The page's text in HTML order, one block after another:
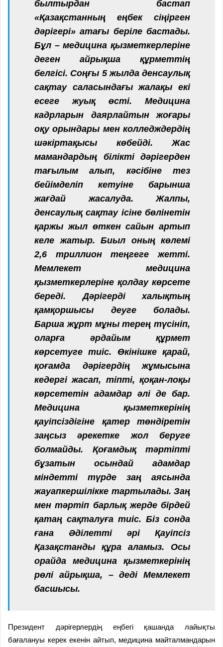
былтырдан бастап
«Қазақстанның еңбек сіңірген
дәрігері» атағы беріле бастады.
Бұл – медицина қызметкерлеріне
деген айрықша құрметтің
белгісі. Соңғы 5 жылда денсаулық
сақтау саласындағы жалақы екі
есеге жуық өсті. Медицина
кадрларын даярлайтын жоғары
оқу орындары мен колледждердің
шәкіртақысы көбейді. Жас
мамандардың білікті дәрігерден
тағылым алып, кәсібіне тез
бейімделіп кетуіне барынша
жағдай жасалуда. Жалпы,
денсаулық сақтау ісіне бөлінетін
қаржы жыл өткен сайын артып
келе жатыр. Биыл оның көлемі
2,6 триллион теңгеге жетті.
Мемлекет медицина
қызметкерлеріне қолдау көрсете
береді. Дәрігерді халықтың
қамқоршысы деуге болады.
Барша жұрт мұны терең түсініп,
оларға әрдайым құрмет
көрсетуге тиіс. Өкінішке қарай,
қоғамда дәрігердің жұмысына
кедергі жасап, тіпті, қоқан-лоқы
көрсететін адамдар әлі де бар.
Медицина қызметкерінің
қауіпсіздігіне қатер төндіретін
заңсыз әрекетке жол беруге
болмайды. Қоғамдық тәртіпті
бұзатын осындай адамдар
міндетті түрде заң аясында
жауапкершілікке тартылады. Заң
мен тәртіп барлық жерде бірдей
қатаң сақталуға тиіс. Біз сонда
ғана Әділетті әрі Қауіпсіз
Қазақстанды құра аламыз. Осы
орайда медицина қызметкерінің
рөлі айрықша, – деді Мемлекет
басшысы.
Президент дәрігерлердің еңбегі қашанда лайықты
бағалануы керек екенін айтып, медицина майталмандарын